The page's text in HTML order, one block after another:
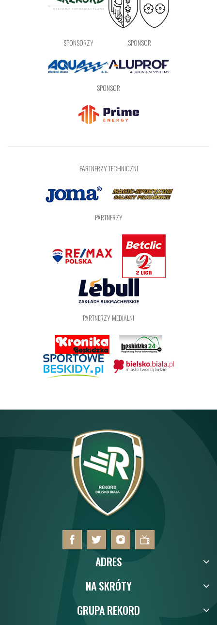
SPONSORZY .SPONSOR
SPONSOR
PARTNERZY TECHNICZNI
PARTNERZY
PARTNERZY MEDIALNI
GRUPA REKORD
NA SKRÓTY
ADRES